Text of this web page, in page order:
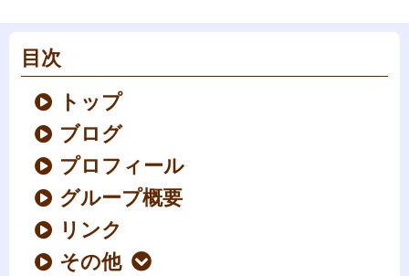
目次
トップ
ブログ
プロフィール
グループ概要
リンク
その他